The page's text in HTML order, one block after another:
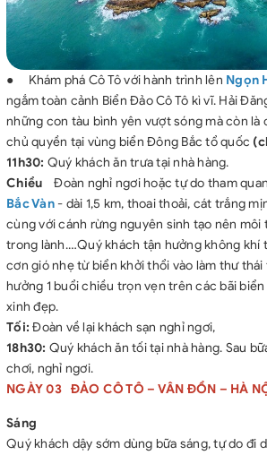
● Khám phá Cô Tô với hành trình lên Ngọn
ngắm toàn cảnh Biển Đảo Cô Tô kì vĩ. Hải
những con tàu bình yên vượt sóng mà còn là
chủ quyền tại vùng biển Đông Bắc tổ quốc
11h30: Quý khách ăn trưa tại nhà hàng.
Chiều
Đoàn nghỉ ngơi hoặc tự do tham quan
Bắc Vàn- dài 1,5 km, thoai thoải, cát trắng
cùng với cánh rừng nguyên sinh tạo nên môi
trong lành.…Quý khách tận hưởng không khí
cơn gió nhẹ từ biển khởi thổi vào làm thư thái
hưởng 1 buổi chiều trọn vẹn trên các bãi biển
xinh đẹp.
Tối:Đoàn về lại khách sạn nghỉ ngơi,
18h30: Quý khách ăn tối tại nhà hàng. Sau
chơi, nghỉ ngơi.
NGÀY 03 ĐẢO CÔ TÔ – VÂN ĐỒN – HÀ
Sáng
Quý khách dậy sớm dùng bữa sáng, tự do đi